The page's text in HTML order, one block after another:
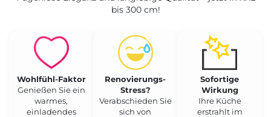
bis 300 cm!
Wohlfühl-Faktor
Genießen Sie ein
warmes,
einladendes
Renovierungs-
Stress?
Verabschieden Sie
sich von
Sofortige
Wirkung
Ihre Küche
erstrahlt im